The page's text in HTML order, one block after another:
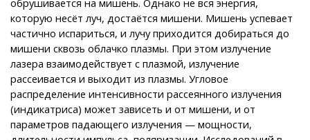
которую несёт луч, достаётся мишени. Мишень успевает
частично испариться, и лучу приходится добираться до
мишени сквозь облачко плазмы. При этом излучение
лазера взаимодействует с плазмой, излучение
рассеивается и выходит из плазмы. Угловое
распределение интенсивности рассеянного излучения
(индикатриса) может зависеть и от мишени, и от
параметров падающего излучения — мощности,